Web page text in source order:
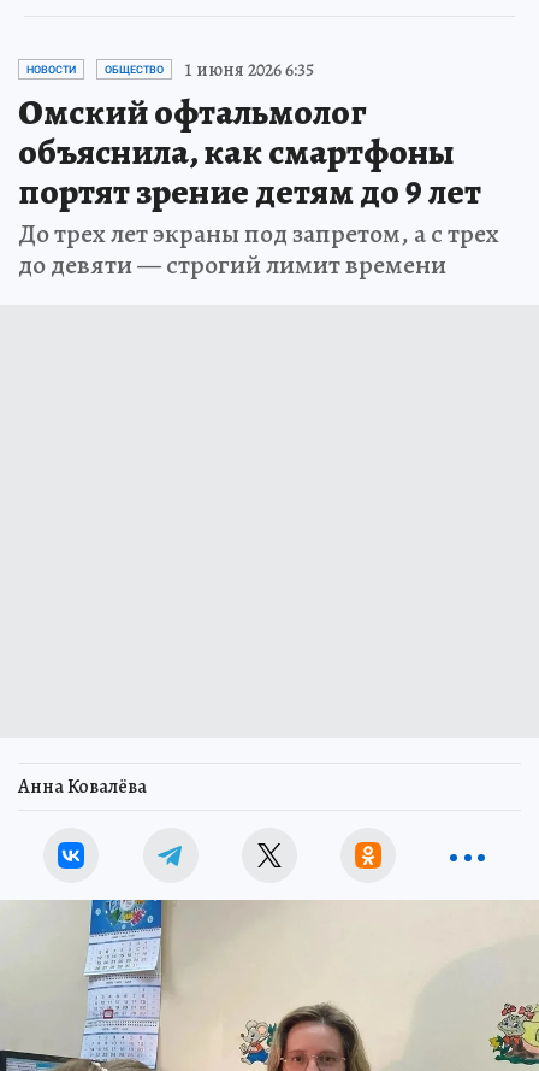
НОВОСТИ ОБЩЕСТВО 1 июня 2026 6:35
Омский офтальмолог
объяснила, как смартфоны
портят зрение детям до 9 лет
До трех лет экраны под запретом, а с трех
до девяти — строгий лимит времени
Анна Ковалёва